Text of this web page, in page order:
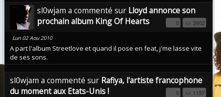
sl0wjam a commenté sur Lloyd annonce son
prochain album King Of Hearts
0 2602
Lun 02 Aou 2010
A part l'album Streetlove et quand il pose en feat, j'me lasse vite
de ses sons.
sl0wjam a commenté sur Rafiya, l'artiste francophone
du moment aux Etats-Unis !
0 1157